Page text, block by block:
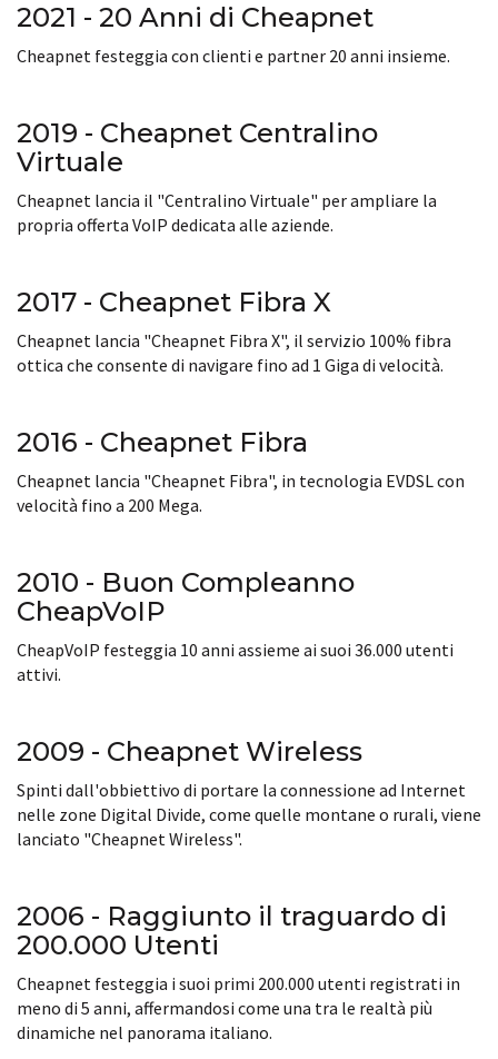
2021 - 20 Anni di Cheapnet
Cheapnet festeggia con clienti e partner 20 anni insieme.
2019 - Cheapnet Centralino
Virtuale
Cheapnet lancia il "Centralino Virtuale" per ampliare la
propria offerta VoIP dedicata alle aziende.
2017 - Cheapnet Fibra X
Cheapnet lancia "Cheapnet Fibra X", il servizio 100% fibra
ottica che consente di navigare fino ad 1 Giga di velocità.
2016 - Cheapnet Fibra
Cheapnet lancia "Cheapnet Fibra", in tecnologia EVDSL con
velocità fino a 200 Mega.
2010 - Buon Compleanno
CheapVoIP
CheapVoIP festeggia 10 anni assieme ai suoi 36.000 utenti
attivi.
2009 - Cheapnet Wireless
Spinti dall'obbiettivo di portare la connessione ad Internet
nelle zone Digital Divide, come quelle montane o rurali, viene
lanciato "Cheapnet Wireless".
2006 - Raggiunto il traguardo di
200.000 Utenti
Cheapnet festeggia i suoi primi 200.000 utenti registrati in
meno di 5 anni, affermandosi come una tra le realtà più
dinamiche nel panorama italiano.